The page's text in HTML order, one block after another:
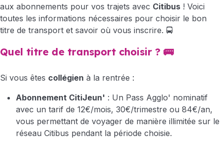
aux abonnements pour vos trajets avec Citibus ! Voici
toutes les informations nécessaires pour choisir le bon
titre de transport et savoir où vous inscrire. 🚍
Quel titre de transport choisir ? 🚌
Si vous êtes collégien à la rentrée :
Abonnement CitiJeun' : Un Pass Agglo' nominatif
avec un tarif de 12€/mois, 30€/trimestre ou 84€/an,
vous permettant de voyager de manière illimitée sur le
réseau Citibus pendant la période choisie.